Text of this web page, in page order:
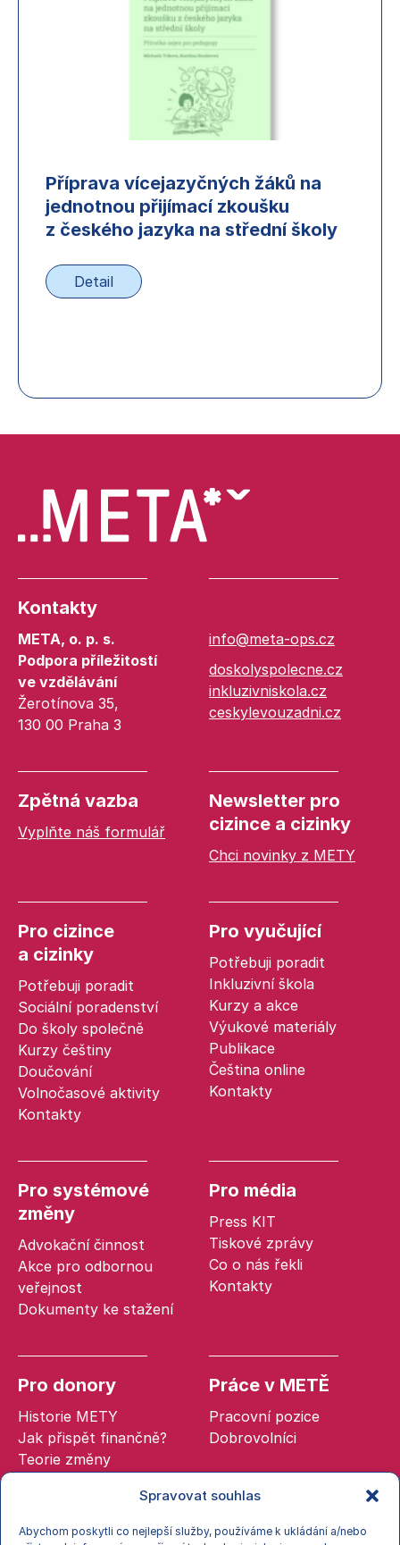
Spravovat souhlas
Abychom poskytli co nejlepší služby, používáme k ukládání a/nebo
Příprava vícejazyčných žáků na
jednotnou přijímací zkoušku
z českého jazyka na střední školy
Detail
Kontakty
META, o. p. s.
Podpora příležitostí
ve vzdělávání
Žerotínova 35,
130 00 Praha 3
info@meta-ops.cz
doskolyspolecne.cz
inkluzivniskola.cz
ceskylevouzadni.cz
Zpětná vazba
Vyplňte náš formulář
Newsletter pro
cizince a cizinky
Chci novinky z METY
Pro cizince
a cizinky
Potřebuji poradit
Sociální poradenství
Do školy společně
Kurzy češtiny
Doučování
Volnočasové aktivity
Kontakty
Pro vyučující
Potřebuji poradit
Inkluzivní škola
Kurzy a akce
Výukové materiály
Publikace
Čeština online
Kontakty
Pro systémové
změny
Advokační činnost
Akce pro odbornou
veřejnost
Dokumenty ke stažení
Pro média
Press KIT
Tiskové zprávy
Co o nás řekli
Kontakty
Pro donory
Historie METY
Jak přispět finančně?
Teorie změny
Práce v METĚ
Pracovní pozice
Dobrovolníci